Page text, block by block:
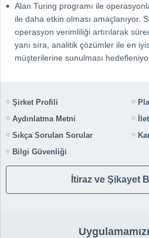
Alan Turing programı ile
ile daha etkin olması amaçlanıyor.
operasyon verimliliği artırılarak
yanı sıra, analitik çözümler ile en
müşterilerine sunulması
Şirket Profili
Aydınlatma Metni
Sıkça Sorulan Sorular
Bilgi Güvenliği
İtiraz ve Şikayet